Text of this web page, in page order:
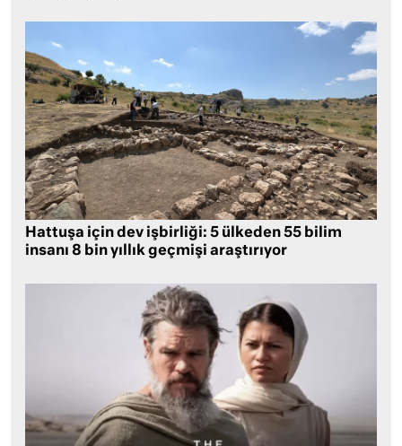
Hattuşa için dev işbirliği: 5 ülkeden 55 bilim
insanı 8 bin yıllık geçmişi araştırıyor